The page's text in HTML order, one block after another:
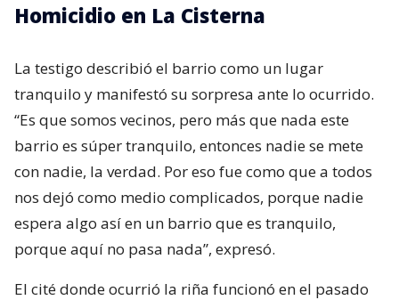
Homicidio en La Cisterna
La testigo describió el barrio como un lugar
tranquilo y manifestó su sorpresa ante lo ocurrido.
“Es que somos vecinos, pero más que nada este
barrio es súper tranquilo, entonces nadie se mete
con nadie, la verdad. Por eso fue como que a todos
nos dejó como medio complicados, porque nadie
espera algo así en un barrio que es tranquilo,
porque aquí no pasa nada”, expresó.
El cité donde ocurrió la riña funcionó en el pasado